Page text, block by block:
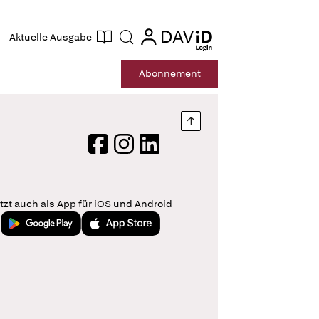
Aktuelle Ausgabe Suche login
login
Abonnement
Nach oben springen
FacebookInstagram
LinkedIn
auch als App für iOS und Android
Jetzt bei Google PlayLaden im App Store